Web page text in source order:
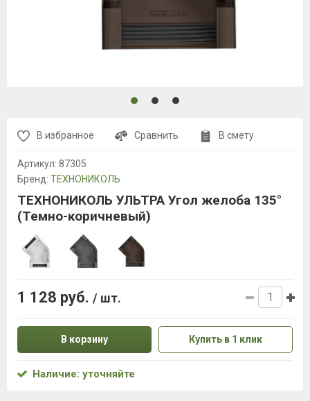
В избранное Сравнить В смету
Артикул: 87305
Бренд: ТЕХНОНИКОЛЬ
ТЕХНОНИКОЛЬ УЛЬТРА Угол желоба 135°
(Темно-коричневый)
1 128 руб. / шт.
В корзину Купить в 1 клик
Наличие: уточняйте